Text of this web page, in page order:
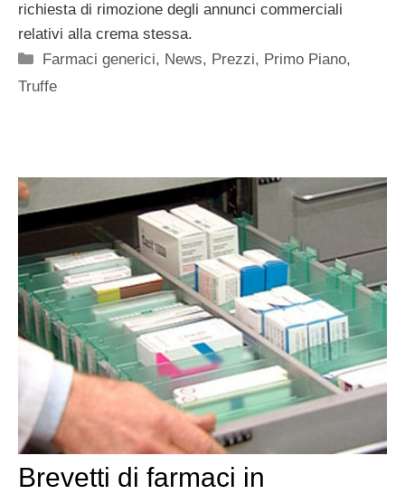
richiesta di rimozione degli annunci commerciali
relativi alla crema stessa.
Categorie
Farmaci generici, News, Prezzi, Primo Piano,
Truffe
Brevetti di farmaci in